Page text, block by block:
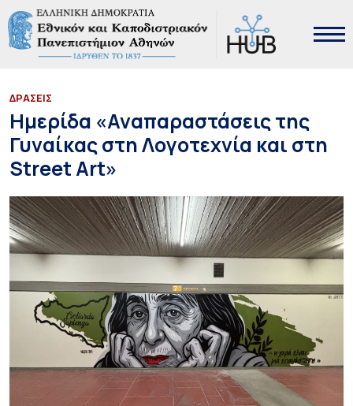
ΔΡΑΣΕΙΣ
Hμερίδα «Αναπαραστάσεις της
Γυναίκας στη Λογοτεχνία και στη
Street Art»